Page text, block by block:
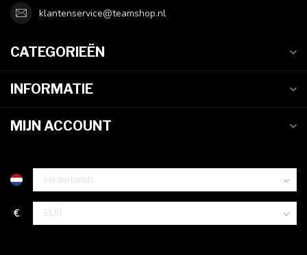
klantenservice@teamshop.nl
CATEGORIEËN
INFORMATIE
MIJN ACCOUNT
€